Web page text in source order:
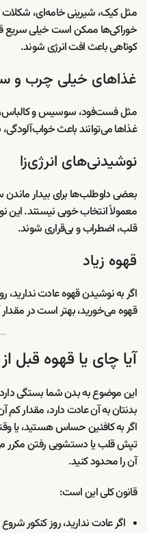
مثل کیک، شیرینی خامه‌ای، شکلات
خوراکی‌ها ممکن است خیلی سریع
کوتاهی باعث افت انرژی شوند.
غذاهای خیلی چرب و
مثل فست‌فود، سوسیس و
غذاها می‌توانند باعث
نوشیدنی‌های انرژی‌زا
بعضی داوطلب‌ها برای بیدار ماندن
معمولاً انتخاب خوبی نیستند.
قلب، اضطراب و بی‌قراری شوند.
قهوه زیاد
اگر به نوشیدن قهوه عادت ندارید،
قهوه می‌خورید، بهتر است در مقدار
آیا چای یا قهوه
این موضوع به بدن شما بستگی
بدنتان به آن عادت دارد، مقدار
اگر به کافئین حساس هستید، یا
تپش قلب یا دستشویی رفتن مکرر
آن را محدود کنید.
قانون کلی این است:
اگر عادت ندارید، روز کنکور